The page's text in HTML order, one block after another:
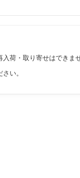
入荷・取り寄せはできま
い。